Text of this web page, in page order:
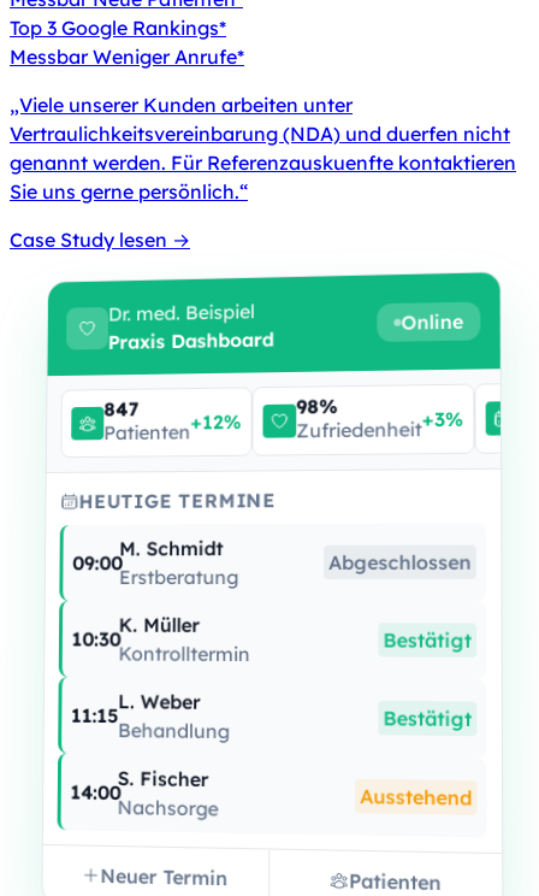
Top 3 Google Rankings*
Messbar Weniger Anrufe*
„Viele unserer Kunden arbeiten unter
Vertraulichkeitsvereinbarung (NDA) und duerfen nicht
genannt werden. Für Referenzauskuenfte kontaktieren
Sie uns gerne persönlich.“
Case Study lesen →
Dr. med. Beispiel
Praxis Dashboard
Online
847
Patienten+12%
98%
Zufriedenheit+3%
HEUTIGE TERMINE
09:00
M. Schmidt
Erstberatung
Abgeschlossen
10:30
K. Müller
Kontrolltermin
Bestätigt
11:15
L. Weber
Behandlung Bestätigt
14:00
S. Fischer
Nachsorge Ausstehend
Neuer Termin Patienten